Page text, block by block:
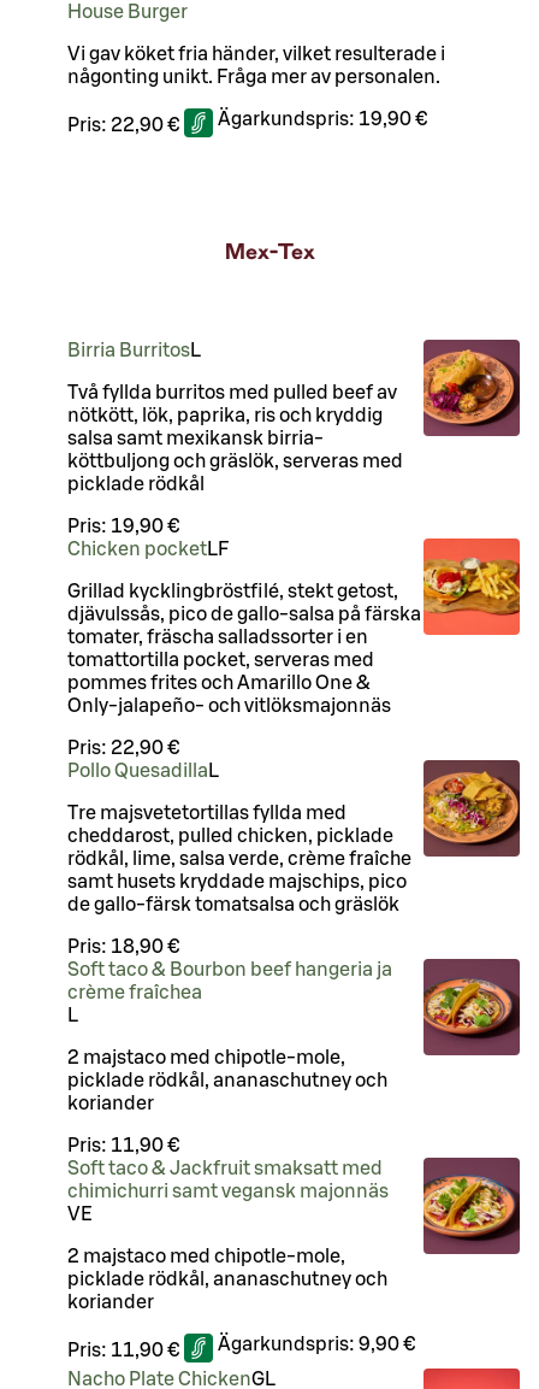
House Burger
Vi gav köket fria händer, vilket resulterade i
någonting unikt. Fråga mer av personalen.
Pris: 22,90 € Ägarkundspris: 19,90 €
Mex-Tex
Birria BurritosL
Två fyllda burritos med pulled beef av
nötkött, lök, paprika, ris och kryddig
salsa samt mexikansk birria-
köttbuljong och gräslök, serveras med
picklade rödkål
Pris: 19,90 €
Chicken pocketLF
Grillad kycklingbröstfilé, stekt getost,
djävulssås, pico de gallo-salsa på färska
tomater, fräscha salladssorter i en
tomattortilla pocket, serveras med
pommes frites och Amarillo One &
Only-jalapeño- och vitlöksmajonnäs
Pris: 22,90 €
Pollo Quesadilla L
Tre majsvetetortillas fyllda med
cheddarost, pulled chicken, picklade
rödkål, lime, salsa verde, crème fraîche
samt husets kryddade majschips, pico
de gallo-färsk tomatsalsa och gräslök
Pris: 18,90 €
Soft taco & Bourbon beef hangeria ja
crème fraîchea
L
2 majstaco med chipotle-mole,
picklade rödkål, ananaschutney och
koriander
Pris: 11,90 €
Soft taco & Jackfruit smaksatt med
chimichurri samt vegansk majonnäs
VE
2 majstaco med chipotle-mole,
picklade rödkål, ananaschutney och
koriander
Pris: 11,90 € Ägarkundspris: 9,90 €
Nacho Plate ChickenGL